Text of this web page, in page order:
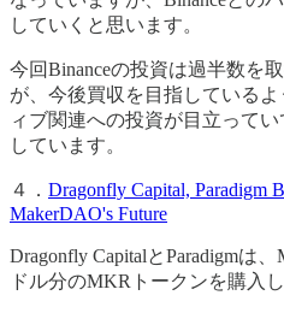
していくと思います。
今回Binanceの投資は過半数を
が、今後買収を目指している
ィブ関連への投資が目立ってい
しています。
４． Dragonfly Capital, Paradigm
MakerDAO's Future
Dragonfly CapitalとParadigmは
ドル分のMKRトークンを購入し